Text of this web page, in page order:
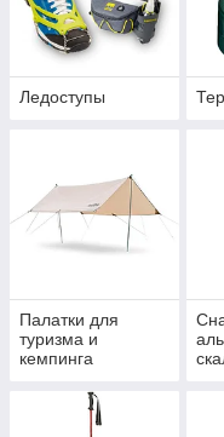
Ледоступы
Палатки для
туризма и
кемпинга